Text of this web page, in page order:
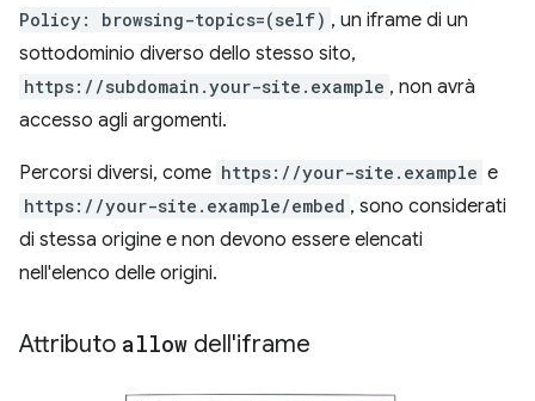
Policy: browsing-topics=(self) , un iframe di un
sottodominio diverso dello stesso sito,
https://subdomain.your-site.example , non avrà
accesso agli argomenti.
Percorsi diversi, come https://your-site.example e
https://your-site.example/embed , sono considerati
di stessa origine e non devono essere elencati
nell'elenco delle origini.
Attributo allow dell'iframe